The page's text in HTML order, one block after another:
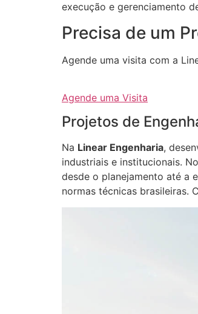
execução e gerenciamento
Precisa de um
Agende uma visita com a
Agende uma Visita
Projetos de
Na Linear Engenharia,
industriais e institucionais.
desde o planejamento até a
normas técnicas brasileiras.